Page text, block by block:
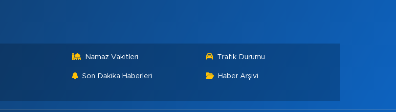
Namaz Vakitleri Trafik Durumu
Son Dakika Haberleri Haber Arşivi